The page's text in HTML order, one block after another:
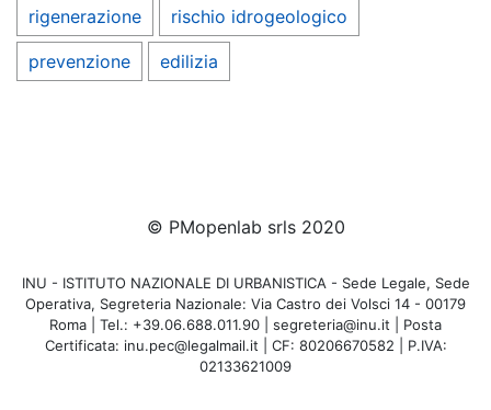
rigenerazione rischio idrogeologico
prevenzione edilizia
© PMopenlab srls 2020
INU - ISTITUTO NAZIONALE DI URBANISTICA - Sede Legale, Sede
Operativa, Segreteria Nazionale: Via Castro dei Volsci 14 - 00179
Roma | Tel.: +39.06.688.011.90 | segreteria@inu.it | Posta
Certificata: inu.pec@legalmail.it | CF: 80206670582 | P.IVA:
02133621009